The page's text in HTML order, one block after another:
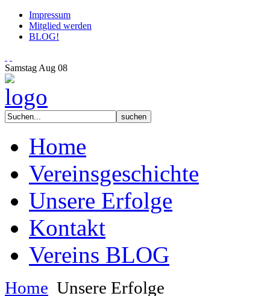
Impressum
Mitglied werden
BLOG!
Samstag Aug 08
Home
Vereinsgeschichte
Unsere Erfolge
Kontakt
Vereins BLOG
Home Unsere Erfolge